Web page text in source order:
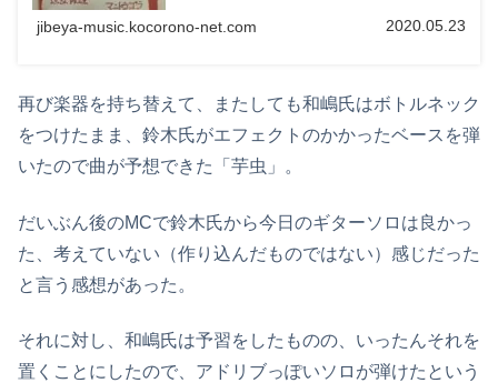
jibeya-music.kocorono-net.com 2020.05.23
再び楽器を持ち替えて、またしても和嶋氏はボトルネック
をつけたまま、鈴木氏がエフェクトのかかったベースを弾
いたので曲が予想できた「芋虫」。
だいぶん後のMCで鈴木氏から今日のギターソロは良かっ
た、考えていない（作り込んだものではない）感じだった
と言う感想があった。
それに対し、和嶋氏は予習をしたものの、いったんそれを
置くことにしたので、アドリブっぽいソロが弾けたという